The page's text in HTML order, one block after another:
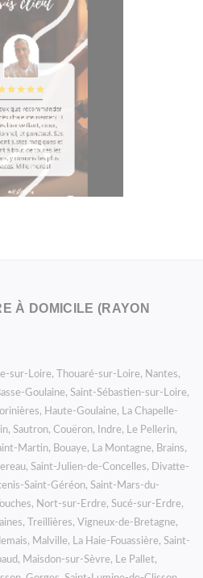
À DOMICILE (RAYON
sur-Loire, Thouaré-sur-Loire, Nantes,
Goulaine, Saint-Sébastien-sur-Loire,
Haute-Goulaine, La Chapelle-
Sautron, Couëron, Indre, Le Pellerin,
Martin, Bouaye, La Montagne, Brains,
Saint-Julien-de-Concelles, Divatte-
Saint-Géréon, Saint-Mars-du-
Nort-sur-Erdre, Sucé-sur-Erdre,
Treillières, Vigneux-de-Bretagne,
Malville, La Haie-Fouassière, Saint-
Maisdon-sur-Sèvre, Le Pallet,